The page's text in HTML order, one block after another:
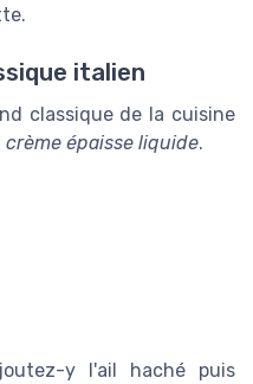
italien
classique de la cuisine
crème épaisse liquide.
y l'ail haché puis